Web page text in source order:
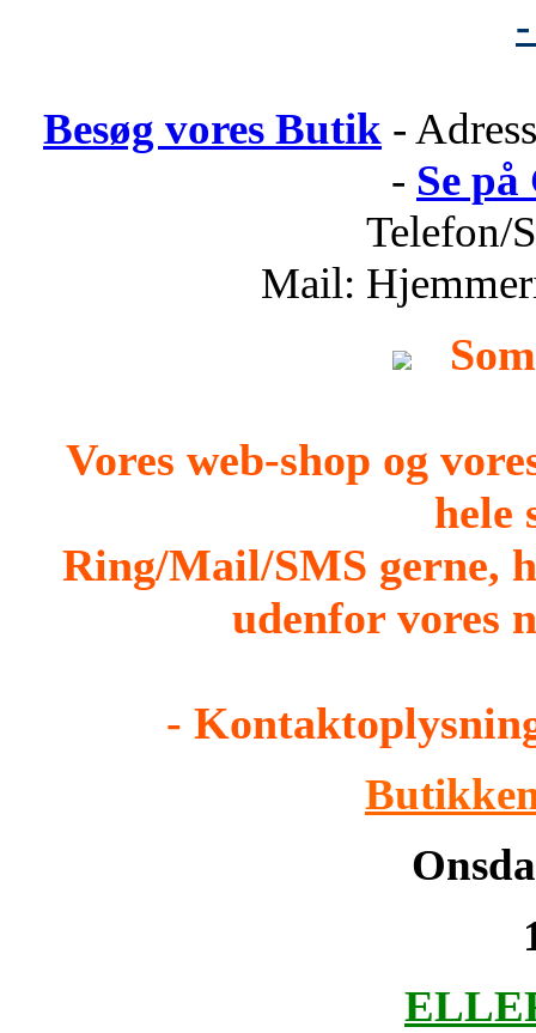
Besøg vores Butik -
- Se
Telefon/
Mail:
Vores web-shop og
hele
Ring/Mail/SMS gerne,
udenfor vores
-